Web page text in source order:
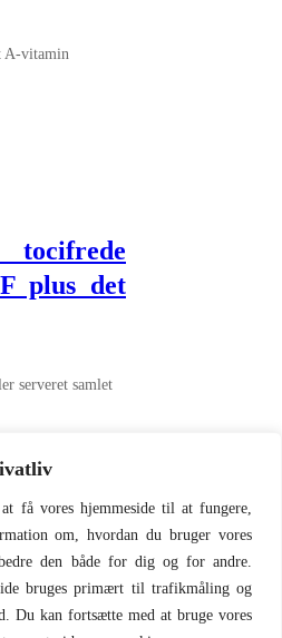
få vores hjemmeside til at fungere,
om, hvordan du bruger vores
den både for dig og for andre.
bruges primært til trafikmåling og
Du kan fortsætte med at bruge vores
A-vitamin
plus det
serveret samlet